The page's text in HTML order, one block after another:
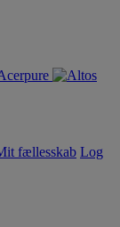
fællesskab Log